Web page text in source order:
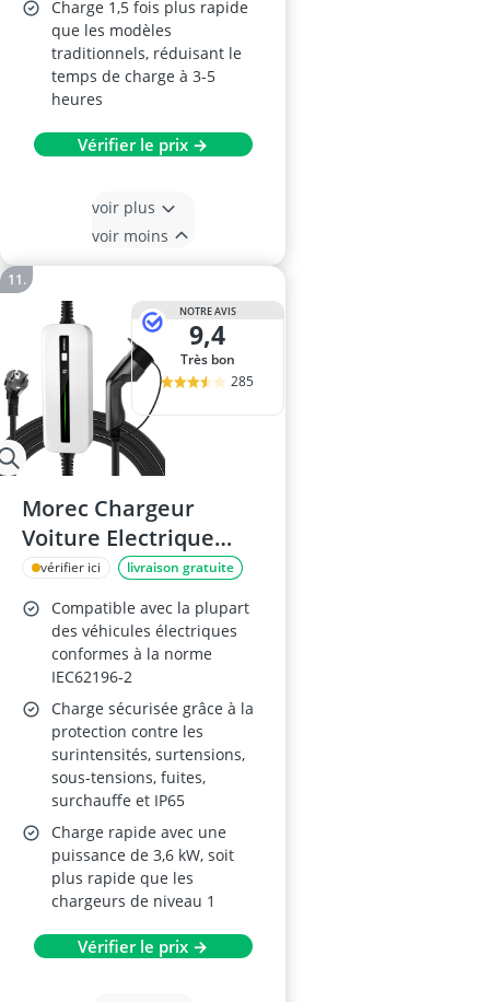
Charge 1,5 fois plus rapide
que les modèles
traditionnels, réduisant le
temps de charge à 3-5
heures
Vérifier le prix →
voir plus
voir moins
NOTRE AVIS
9,4
Très bon
285
Morec Chargeur
Voiture Electrique
3,6kW Type 2 6m
vérifier ici livraison gratuite
Compatible avec la plupart
des véhicules électriques
conformes à la norme
IEC62196-2
Charge sécurisée grâce à la
protection contre les
surintensités, surtensions,
sous-tensions, fuites,
surchauffe et IP65
Charge rapide avec une
puissance de 3,6 kW, soit
plus rapide que les
chargeurs de niveau 1
Vérifier le prix →